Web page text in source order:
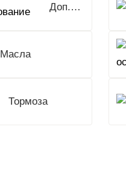
Доп.Оборудование
Масла
Тормоза